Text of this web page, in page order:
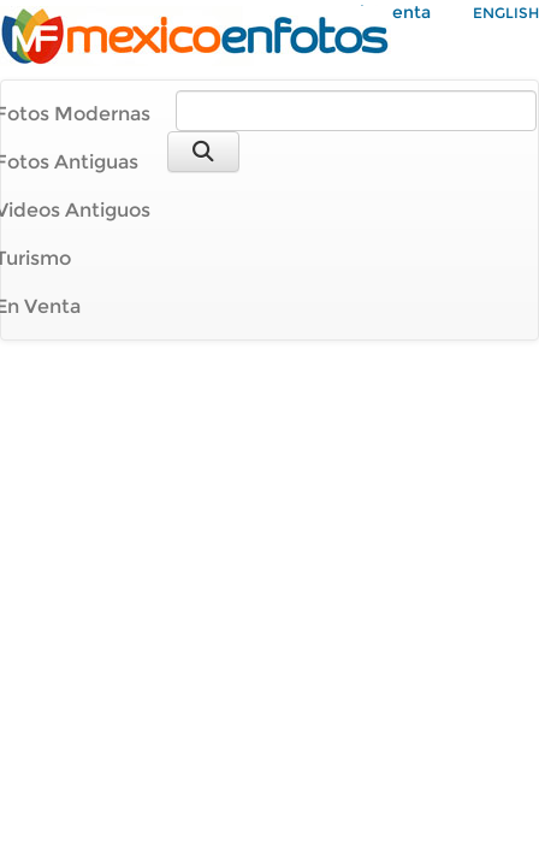
Mi Cuenta ENGLISH
Modernas
Antiguas
Antiguos
Venta